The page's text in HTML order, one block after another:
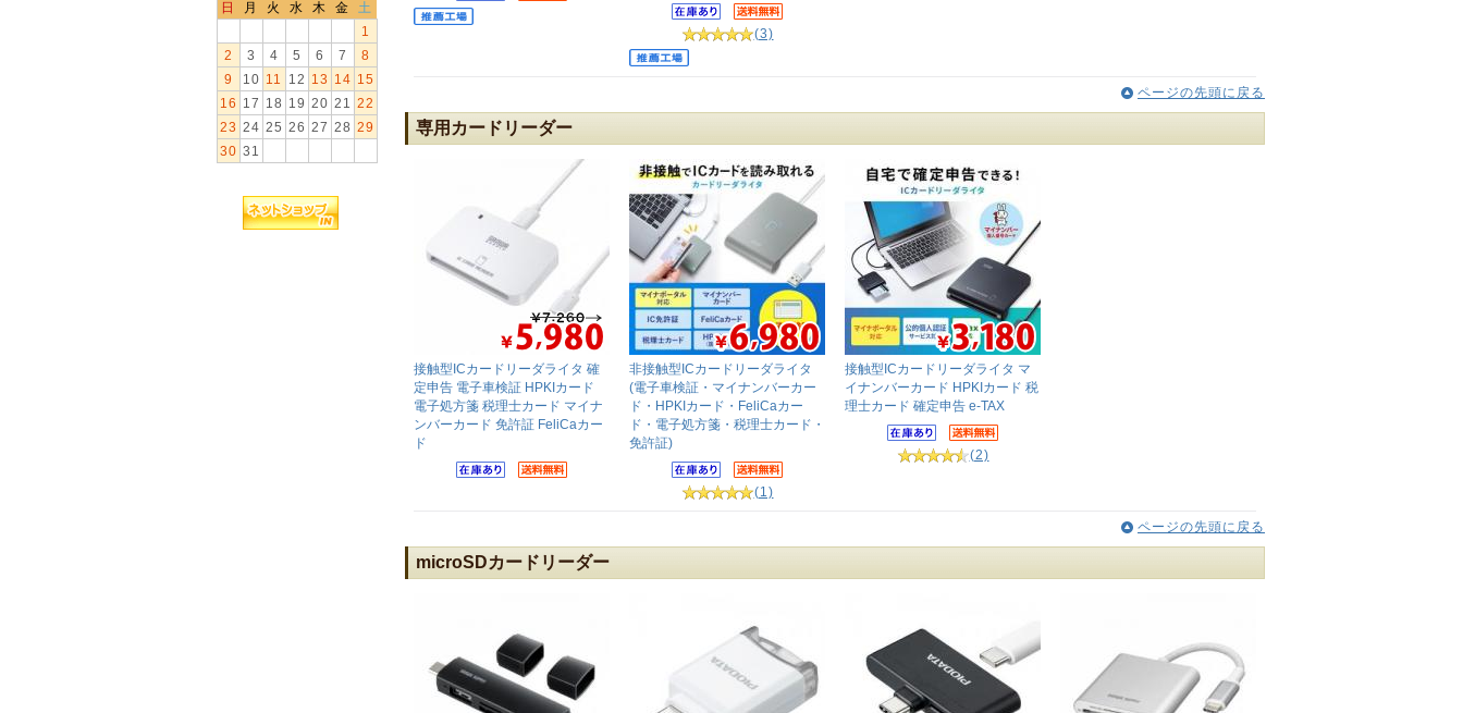
日
月 火 水 木 金
土
1
2
3 4 5 6 7
8
9
10 11 12 13 14 15
16
17 18 19 20 21
22
23 24 25 26 27 28 29
30 31
(3)
ページの先頭に戻る
専用カードリーダー
接触型ICカードリーダライタ 確
定申告 電子車検証 HPKIカード
電子処方箋 税理士カード マイナ
ンバーカード 免許証 FeliCaカー
ド
非接触型ICカードリーダライタ
(電子車検証・マイナンバーカー
ド・HPKIカード・FeliCaカー
ド・電子処方箋・税理士カード・
免許証)
(1)
接触型ICカードリーダライタ マ
イナンバーカード HPKIカード 税
理士カード 確定申告 e-TAX
(2)
ページの先頭に戻る
microSDカードリーダー